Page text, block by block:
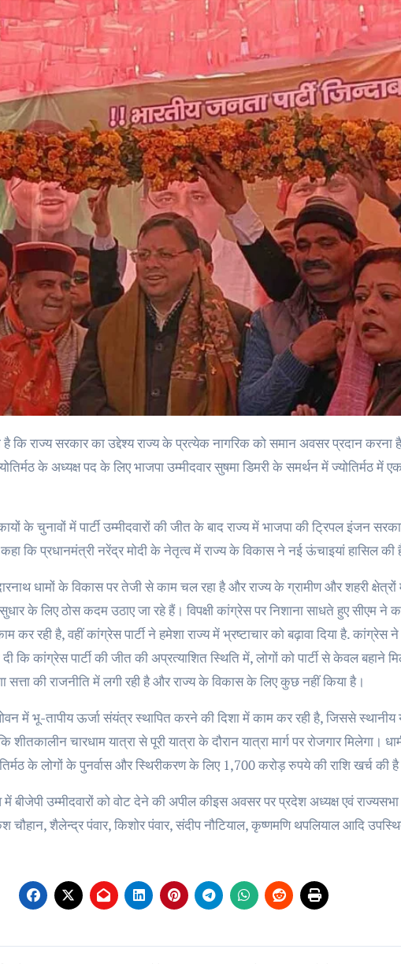
के अध्यक्ष पद के लिए भाजपा उम्मीदवार सुषमा डिमरी के समर्थन में ज्योतिर्मठ में
के चुनावों में पार्टी उम्मीदवारों की जीत के बाद राज्य में भाजपा की ट्रिपल इंजन
कि प्रधानमंत्री नरेंद्र मोदी के नेतृत्व में राज्य के विकास ने नई ऊंचाइयां हासिल की
धामों के विकास पर तेजी से काम चल रहा है और राज्य के ग्रामीण और शहरी क्षेत्रों में
के लिए ठोस कदम उठाए जा रहे हैं। विपक्षी कांग्रेस पर निशाना साधते हुए सीएम ने
कर रही है, वहीं कांग्रेस पार्टी ने हमेशा राज्य में भ्रष्टाचार को बढ़ावा दिया है. कांग्रेस
कि कांग्रेस पार्टी की जीत की अप्रत्याशित स्थिति में, लोगों को पार्टी से केवल बहाने
सत्ता की राजनीति में लगी रही है और राज्य के विकास के लिए कुछ नहीं किया है।
में भू-तापीय ऊर्जा संयंत्र स्थापित करने की दिशा में काम कर रही है, जिससे स्थानीय
चारधाम यात्रा से पूरी यात्रा के दौरान यात्रा मार्ग पर रोजगार मिलेगा।
के लोगों के पुनर्वास और स्थिरीकरण के लिए 1,700 करोड़ रुपये की राशि खर्च की
बीजेपी उम्मीदवारों को वोट देने की अपील कीइस अवसर पर प्रदेश अध्यक्ष एवं
चौहान, शैलेन्द्र पंवार, किशोर पंवार, संदीप नौटियाल, कृष्णमणि थपलियाल आदि